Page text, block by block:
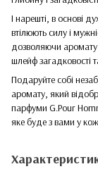
І нарешті, в основі
втілюють силу і
дозволяючи
шлейф загадковості
Подаруйте собі
аромату, який
парфуми G.Pour
яке буде з вами у